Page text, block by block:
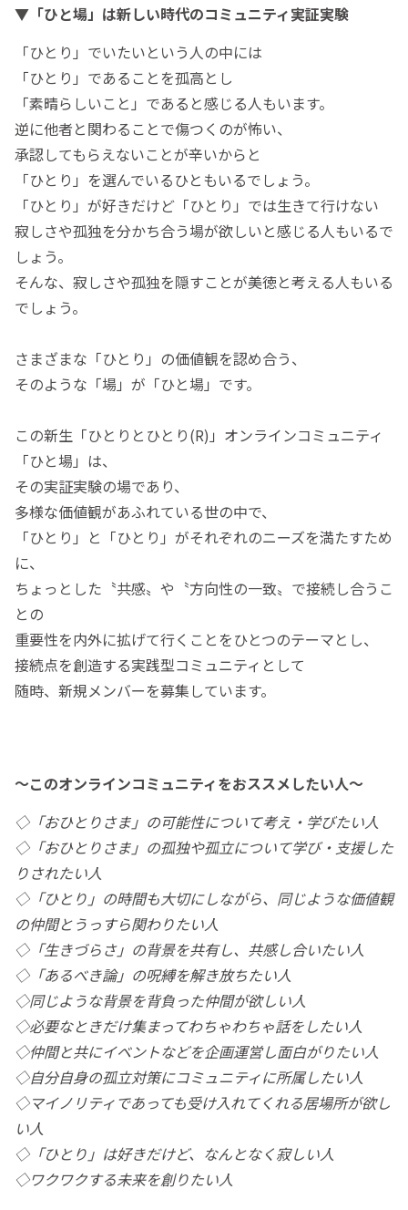
▼「ひと場」は新しい時代のコミュニティ実証実験
「ひとり」でいたいという人の中には
「ひとり」であることを孤高とし
「素晴らしいこと」であると感じる人もいます。
逆に他者と関わることで傷つくのが怖い、
承認してもらえないことが辛いからと
「ひとり」を選んでいるひともいるでしょう。
「ひとり」が好きだけど「ひとり」では生きて行けない
寂しさや孤独を分かち合う場が欲しいと感じる人もいるで
しょう。
そんな、寂しさや孤独を隠すことが美徳と考える人もいる
でしょう。
さまざまな「ひとり」の価値観を認め合う、
そのような「場」が「ひと場」です。
この新生「ひとりとひとり(R)」オンラインコミュニティ
「ひと場」は、
その実証実験の場であり、
多様な価値観があふれている世の中で、
「ひとり」と「ひとり」がそれぞれのニーズを満たすため
に、
ちょっとした〝共感〟や〝方向性の一致〟で接続し合うこ
との
重要性を内外に拡げて行くことをひとつのテーマとし、
接続点を創造する実践型コミュニティとして
随時、新規メンバーを募集しています。
～このオンラインコミュニティをおススメしたい人～
◇「おひとりさま」の可能性について考え・学びたい人
◇「おひとりさま」の孤独や孤立について学び・支援した
りされたい人
◇「ひとり」の時間も大切にしながら、同じような価値観
の仲間とうっすら関わりたい人
◇「生きづらさ」の背景を共有し、共感し合いたい人
◇「あるべき論」の呪縛を解き放ちたい人
◇同じような背景を背負った仲間が欲しい人
◇必要なときだけ集まってわちゃわちゃ話をしたい人
◇仲間と共にイベントなどを企画運営し面白がりたい人
◇自分自身の孤立対策にコミュニティに所属したい人
◇マイノリティであっても受け入れてくれる居場所が欲し
い人
◇「ひとり」は好きだけど、なんとなく寂しい人
◇ワクワクする未来を創りたい人